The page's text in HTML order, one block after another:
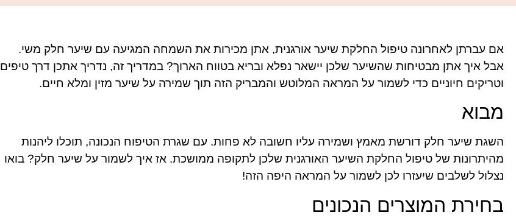
אם עברתן לאחרונה טיפול החלקת שיער אורגנית, אתן מכירות את השמחה המגיעה עם שיער חלק משי.
אבל איך אתן מבטיחות שהשיער שלכן יישאר נפלא ובריא בטווח הארוך? במדריך זה, נדריך אתכן דרך טיפים
וטריקים חיוניים כדי לשמור על המראה המלוטש והמבריק הזה תוך שמירה על שיער מזין ומלא חיים.
מבוא
השגת שיער חלק דורשת מאמץ ושמירה עליו חשובה לא פחות. עם שגרת הטיפוח הנכונה, תוכלו ליהנות
מהיתרונות של טיפול החלקת השיער האורגנית שלכן לתקופה ממושכת. אז איך לשמור על שיער חלק? בואו
נצלול לשלבים שיעזרו לכן לשמור על המראה היפה הזה!
בחירת המוצרים הנכונים